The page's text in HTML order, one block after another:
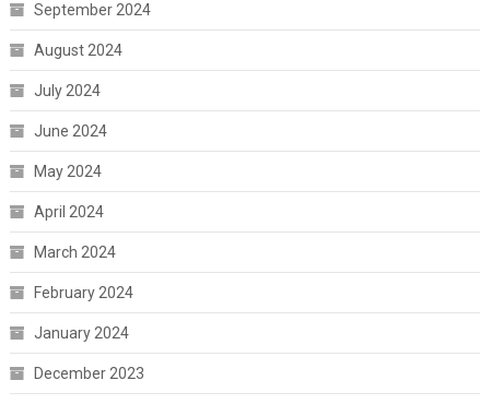
September 2024
August 2024
July 2024
June 2024
May 2024
April 2024
March 2024
February 2024
January 2024
December 2023